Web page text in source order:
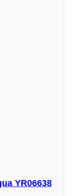
YR06638